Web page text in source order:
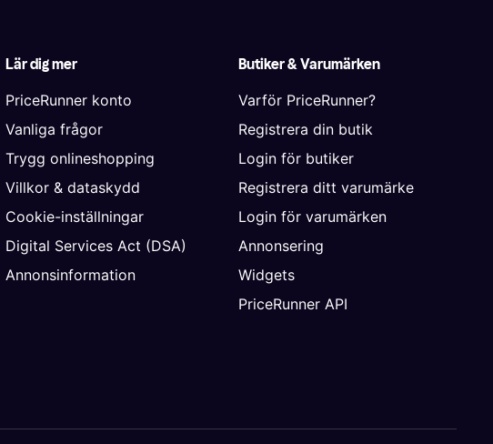
Lär dig mer
PriceRunner konto
Vanliga frågor
Trygg onlineshopping
Villkor & dataskydd
Cookie-inställningar
Digital Services Act (DSA)
Annonsinformation
Butiker & Varumärken
Varför PriceRunner?
Registrera din butik
Login för butiker
Registrera ditt varumärke
Login för varumärken
Annonsering
Widgets
PriceRunner API